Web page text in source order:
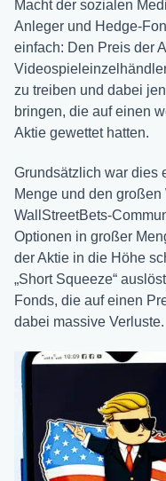
Macht der sozialen
Anleger und Hedge-
einfach: Den Preis der
zu treiben und dabei
bringen, die auf einen
Aktie gewettet hatten.
Grundsätzlich war dies
Menge und den
WallStreetBets-
Optionen in großer
der Aktie in die Höhe
„Short Squeeze“
Fonds, die auf einen
dabei massive Verluste.